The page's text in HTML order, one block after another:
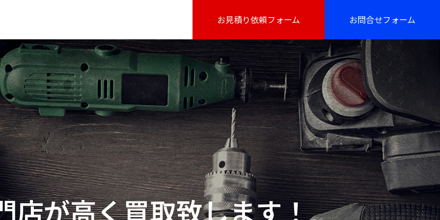
お見積り依頼フォーム お問合せフォーム
店が高く買取致します！